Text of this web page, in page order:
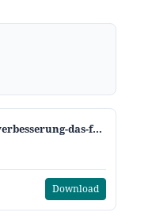
endzeit-ev-auftrag-weltverbesserung-das-falsche-soziale-evangelium.pdf
Download